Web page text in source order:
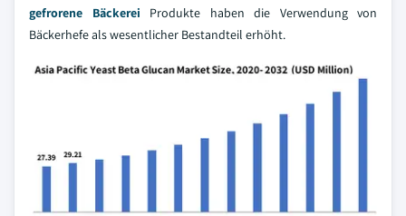
gefrorene Bäckerei Produkte haben die Verwendung von
Bäckerhefe als wesentlicher Bestandteil erhöht.